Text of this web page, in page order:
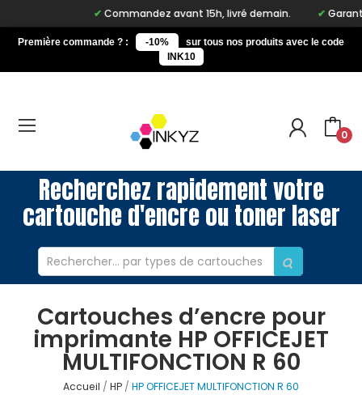
Commandez avant 15h, livré demain.
Première commande ? : -10%
sur tous nos produits avec le code
INK10
0
Recherchez rapidement votre
cartouche d'encre ou toner laser
Cartouches d’encre pour
imprimante HP OFFICEJET
MULTIFONCTION R 60
Accueil HP HP OFFICEJET MULTIFONCTION R 60